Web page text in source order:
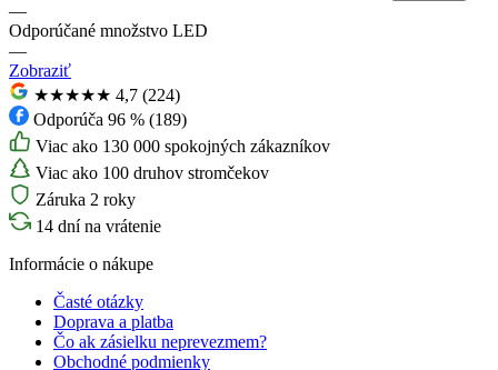
—
Odporúčané množstvo LED
—
Zobraziť
★★★★★ 4,7 (224)
Odporúča 96 % (189)
Viac ako 130 000 spokojných zákazníkov
Viac ako 100 druhov stromčekov
Záruka 2 roky
14 dní na vrátenie
Informácie o nákupe
Časté otázky
Doprava a platba
Čo ak zásielku neprevezmem?
Obchodné podmienky